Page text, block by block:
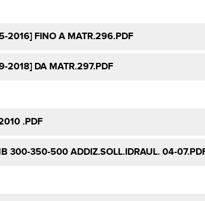
2016] FINO A MATR.296.PDF
2018] DA MATR.297.PDF
.PDF
300-350-500 ADDIZ.SOLL.IDRAUL. 04-